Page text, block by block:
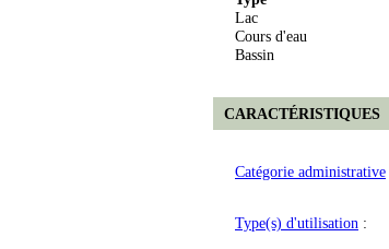
Lac
Cours d'eau
Bassin
CARACTÉRISTIQUES
Catégorie administrative
Type(s) d'utilisation :